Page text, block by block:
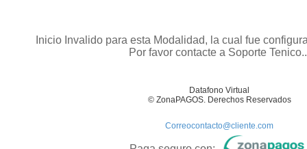
Inicio Invalido para esta Modalidad, la cual fue
Por favor contacte a Soporte
Datafono Virtual
© ZonaPAGOS. Derechos Reservados
Correocontacto@cliente.com